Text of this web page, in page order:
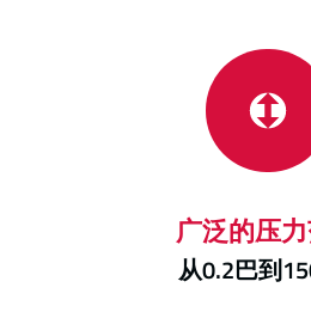
广泛的压
从0.2巴到